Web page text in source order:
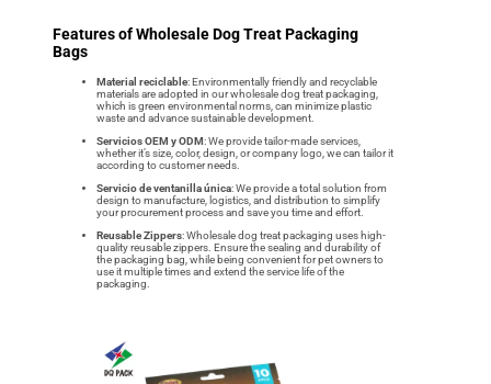
Features of Wholesale Dog Treat Packaging
Bags
Material reciclable: Environmentally friendly and recyclable
materials are adopted in our wholesale dog treat packaging,
which is green environmental norms, can minimize plastic
waste and advance sustainable development.
Servicios OEM y ODM: We provide tailor-made services,
whether it’s size, color, design, or company logo, we can tailor it
according to customer needs.
Servicio de ventanilla única: We provide a total solution from
design to manufacture, logistics, and distribution to simplify
your procurement process and save you time and effort.
Reusable Zippers: Wholesale dog treat packaging uses high-
quality reusable zippers. Ensure the sealing and durability of
the packaging bag, while being convenient for pet owners to
use it multiple times and extend the service life of the
packaging.